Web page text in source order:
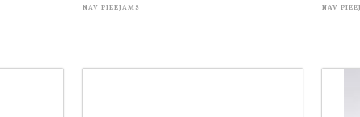
NAV PIEEJAMS NAV